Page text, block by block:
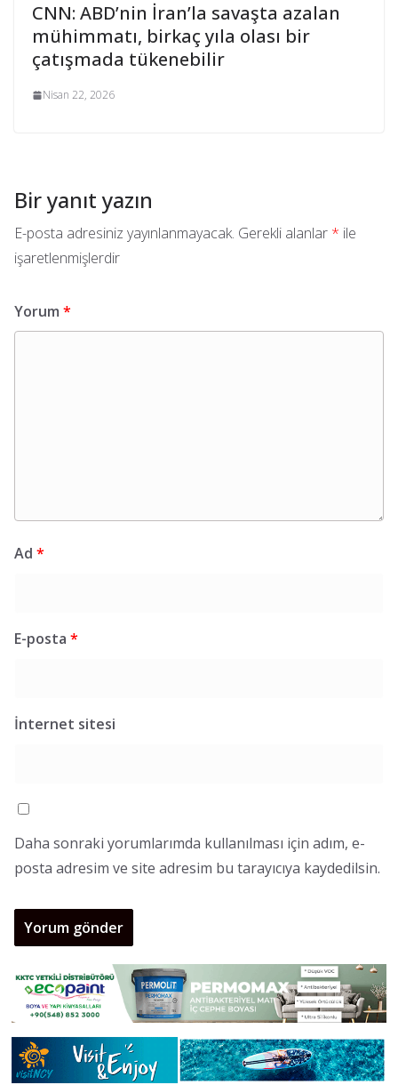
CNN: ABD’nin İran’la savaşta azalan
mühimmatı, birkaç yıla olası bir
çatışmada tükenebilir
Nisan 22, 2026
Bir yanıt yazın
E-posta adresiniz yayınlanmayacak. Gerekli alanlar * ile
işaretlenmişlerdir
Yorum *
Ad *
E-posta *
İnternet sitesi
Daha sonraki yorumlarımda kullanılması için adım, e-
posta adresim ve site adresim bu tarayıcıya kaydedilsin.